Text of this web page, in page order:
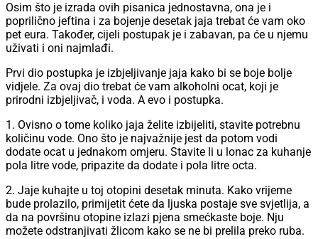
Osim što je izrada ovih pisanica jednostavna, ona je i
poprilično jeftina i za bojenje desetak jaja trebat će vam oko
pet eura. Također, cijeli postupak je i zabavan, pa će u njemu
uživati i oni najmlađi.
Prvi dio postupka je izbjeljivanje jaja kako bi se boje bolje
vidjele. Za ovaj dio trebat će vam alkoholni ocat, koji je
prirodni izbjeljivač, i voda. A evo i postupka.
1. Ovisno o tome koliko jaja želite izbijeliti, stavite potrebnu
količinu vode. Ono što je najvažnije jest da potom vodi
dodate ocat u jednakom omjeru. Stavite li u lonac za kuhanje
pola litre vode, pripazite da dodate i pola litre octa.
2. Jaje kuhajte u toj otopini desetak minuta. Kako vrijeme
bude prolazilo, primijetit ćete da ljuska postaje sve svjetlija, a
da na površinu otopine izlazi pjena smećkaste boje. Nju
možete odstranjivati žlicom kako se ne bi prelila preko ruba.